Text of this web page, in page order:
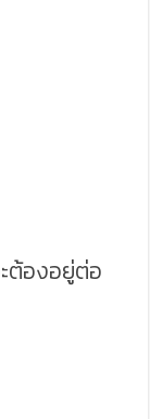
ต้องอยู่ต่อ